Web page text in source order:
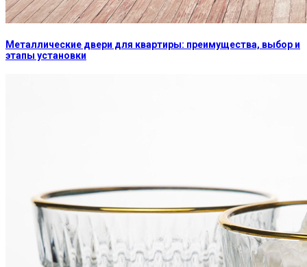
Металлические двери для квартиры: преимущества, выбор и
этапы установки